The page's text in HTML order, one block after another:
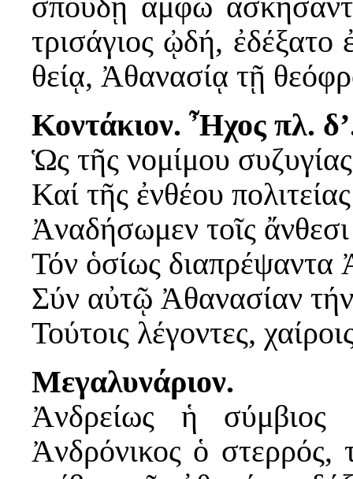
τρισάγιος ᾠδή, ἐδέξατο
θείᾳ, Ἀθανασίᾳ τῇ
Κοντάκιον. Ἦχος πλ.
Ὡς τῆς νομίμου
Καί τῆς ἐνθέου
Ἀναδήσωμεν τοῖς
Τόν ὁσίως διαπρέψαντα
Σύν αὐτῷ Ἀθανασίαν
Τούτοις λέγοντες,
Μεγαλυνάριον.
Ἀνδρείως ἡ
Ἀνδρόνικος ὁ στερρός,